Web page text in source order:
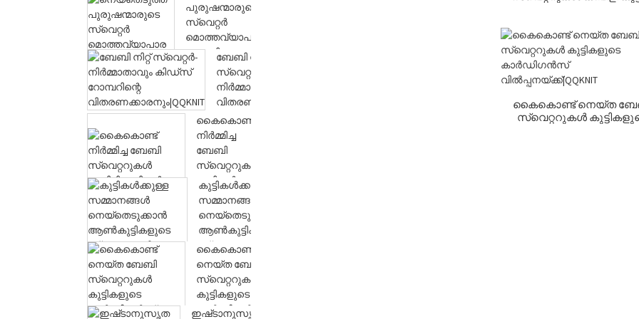
പുൾഓവർ|...
പുരുഷന്മാരുടെ
സ്വെറ്റർ
മൊത്തവ്യാപാര
ഫാക്ടറിയുടെ
വില
പുള്ളോവർ...
ബേബി നിറ്റ്
സ്വെറ്റർ-
നിർമ്മാതാവും
വിതരണക്കാരനും...
കൈകൊണ്ട്
നിർമ്മിച്ച
ബേബി
സ്വെറ്ററുകൾ
കുട്ടികൾ
നെയ്ത
പുൾഓവർ
കമ്പിളി...
കുട്ടികൾക്കുള്ള
സമ്മാനങ്ങൾ
നെയ്തെടുക്കാൻ
ആൺകുട്ടികളുടെ
സ്വെറ്ററുകൾ|QQKNIT
കൈകൊണ്ട്
നെയ്ത ബേബി
സ്വെറ്ററുകൾ
കുട്ടികളുടെ
കാർഡിഗൻസ്
ഇഷ്‌ടാനുസൃത
കൈകൊണ്ട് നെയ്ത
സ്വെറ്ററുകൾ